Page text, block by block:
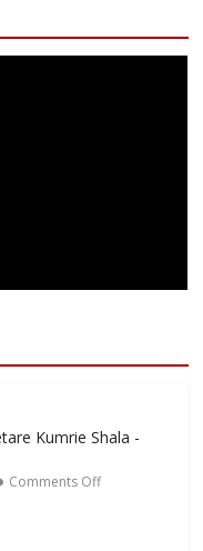
Kumrie Shala -
Comments Off